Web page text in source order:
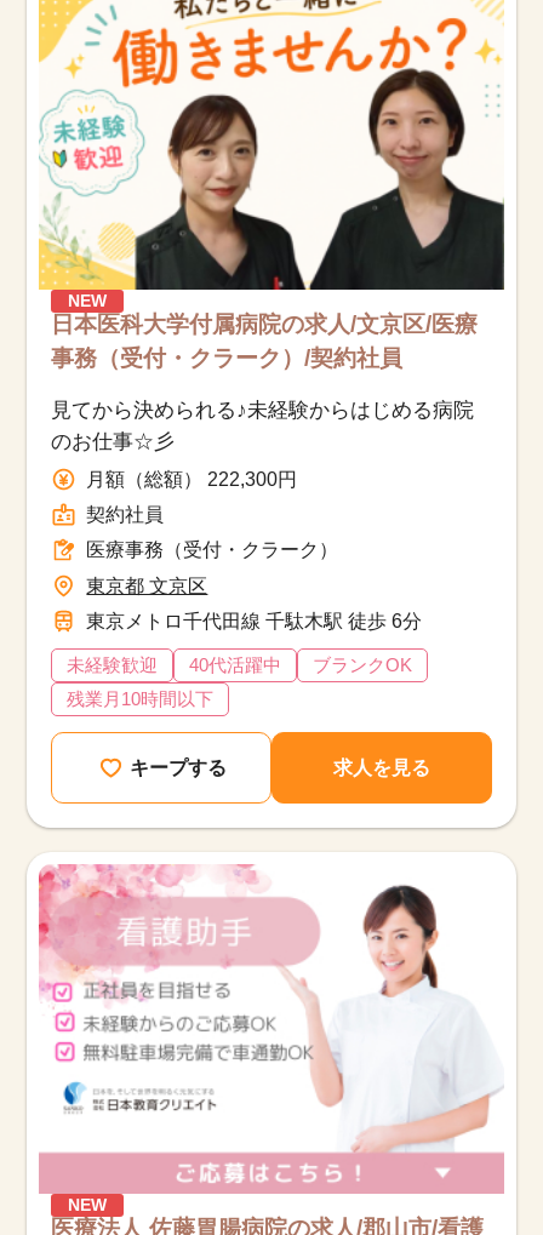
NEW
日本医科大学付属病院の求人/文京区/医療
事務（受付・クラーク）/契約社員
見てから決められる♪未経験からはじめる病院
のお仕事☆彡
月額（総額） 222,300円
契約社員
医療事務（受付・クラーク）
東京都 文京区
東京メトロ千代田線 千駄木駅 徒歩 6分
未経験歓迎 40代活躍中
ブランクOK
残業月10時間以下
キープする 求人を見る
NEW
医療法人 佐藤胃腸病院の求人/郡山市/看護
該当件数
17,024 他の条件を選択